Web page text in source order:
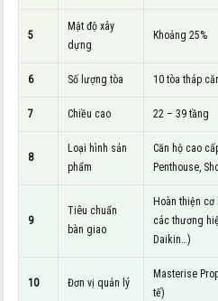
5
Mật độ xây
dựng
Khoảng 25%
6 Số lượng tòa 10 tòa tháp
7 Chiều cao 22 – 39 tầng
8
Loại hình sản
phẩm
Căn hộ cao
Penthouse,
9
Tiêu chuẩn
bàn giao
Hoàn thiện
các thương
Daikin…)
10 Đơn vị quản lý
Masterise
tế)